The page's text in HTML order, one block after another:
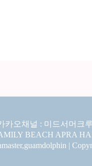
카오채널 : 미드서머크
BEACH APRA
|